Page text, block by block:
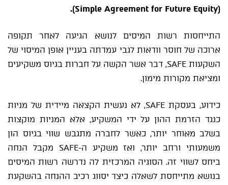
(Simple Agreement for Future Equity).
התייחסות רשות המיסים לנושא הגיעה לאחר תקופה
ארוכה של חוסר וודאות לגבי עמדתה בעניין אופן המיסוי של
השקעות SAFE, דבר אשר הקשה על חברות בגיוס משקיעים
ומציאת מקורות מימון.
כידוע, בעסקת SAFE, לא נעשית הקצאה מיידית של מניות
כנגד הזרמת ההון על ידי המשקיע, אלא המניות מוקצות
בשלב מאוחר יותר, כאשר לחברה מתגבש שווי בגיוס הון
משמעותי ורחב יותר, ואז משקיע ה-SAFE מקבל הנחה
ביחס לשווי זה. הסוגיה המרכזית לה נדרשה רשות המיסים
בנושא מתייחסת לשאלה כיצד יסווג רכיב ההנחה בהשקעת